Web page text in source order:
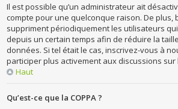
Il est possible qu’un administrateur ait
compte pour une quelconque raison. De plus,
suppriment périodiquement les utilisateurs
depuis un certain temps afin de réduire la
données. Si tel était le cas, inscrivez-vous à
participer plus activement aux discussions sur
Haut
Qu’est-ce que la COPPA ?